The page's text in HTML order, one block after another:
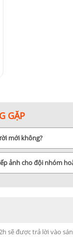
GẶP
mới không?
ảnh cho đội nhóm